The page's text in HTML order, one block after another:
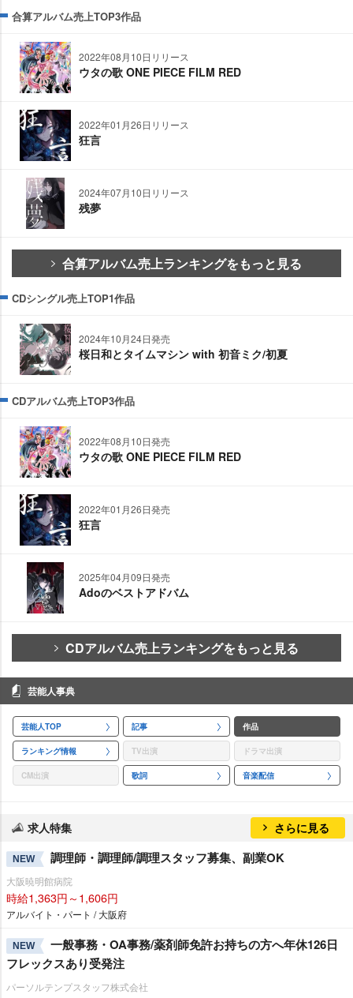
合算アルバム売上TOP3作品
2022年08月10日リリース
ウタの歌 ONE PIECE FILM RED
2022年01月26日リリース
狂言
2024年07月10日リリース
残夢
合算アルバム売上ランキングをもっと見る
CDシングル売上TOP1作品
2024年10月24日発売
桜日和とタイムマシン with 初音ミク/初夏
CDアルバム売上TOP3作品
2022年08月10日発売
ウタの歌 ONE PIECE FILM RED
2022年01月26日発売
狂言
2025年04月09日発売
Adoのベストアドバム
CDアルバム売上ランキングをもっと見る
芸能人事典
芸能人TOP 記事 作品
ランキング情報 TV出演 ドラマ出演
CM出演 歌詞 音楽配信
求人特集 さらに見る
NEW 調理師・調理師/調理スタッフ募集、副業OK
大阪暁明館病院
時給1,363円～1,606円
アルバイト・パート / 大阪府
NEW
一般事務・OA事務/薬剤師免許お持ちの方へ年休126日
フレックスあり受発注
パーソルテンプスタッフ株式会社